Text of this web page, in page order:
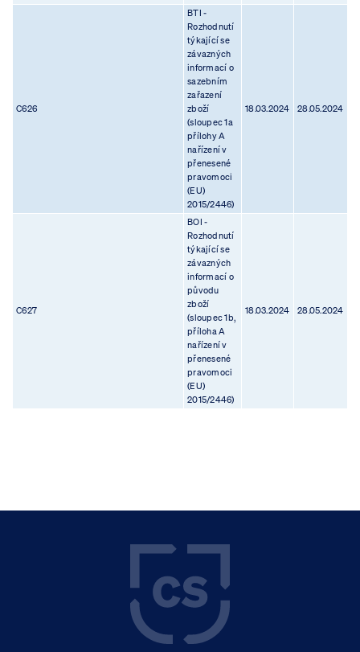
C626
BTI -
Rozhodnutí
týkající se
závazných
informací o
sazebním
zařazení
zboží
(sloupec 1a
přílohy A
nařízení v
přenesené
pravomoci
(EU)
2015/2446)
18.03.2024 28.05.2024
C627
BOI -
Rozhodnutí
týkající se
závazných
informací o
původu
zboží
(sloupec 1b,
příloha A
nařízení v
přenesené
pravomoci
(EU)
2015/2446)
18.03.2024 28.05.2024